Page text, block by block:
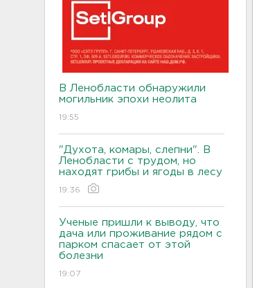
В Ленобласти обнаружили
могильник эпохи неолита
19:55
"Духота, комары, слепни". В
Ленобласти с трудом, но
находят грибы и ягоды в лесу
19:36
Ученые пришли к выводу, что
дача или проживание рядом с
парком спасает от этой
болезни
19:07